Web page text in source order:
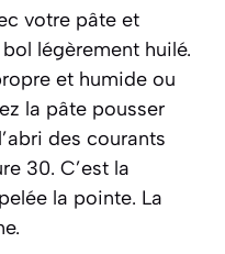
votre pâte et
légèrement huilé.
et humide ou
la pâte pousser
des courants
30. C’est la
la pointe. La